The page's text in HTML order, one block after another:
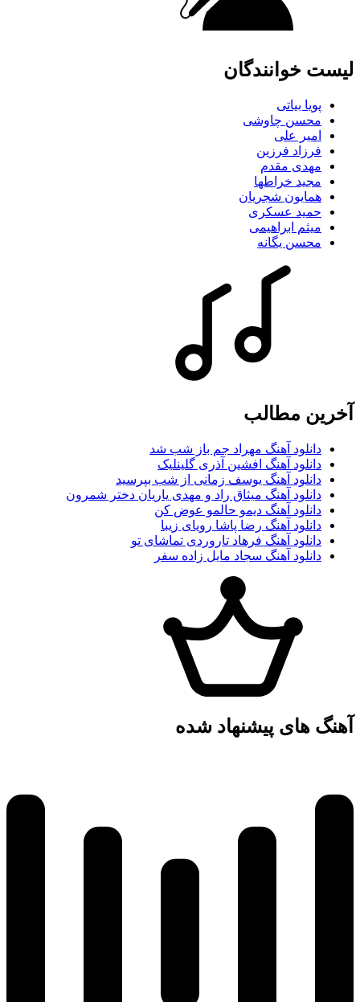
لیست خوانندگان
پویا بیاتی
محسن چاوشی
امیر علی
فرزاد فرزین
مهدی مقدم
مجید خراطها
همایون شجریان
حمید عسکری
میثم ابراهیمی
محسن یگانه
آخرین مطالب
دانلود آهنگ مهراد جم باز شب شد
دانلود آهنگ افشین آذری گلینلیک
دانلود آهنگ یوسف زمانی از شب بپرسید
دانلود آهنگ میثاق راد و مهدی یاریان دختر شمرون
دانلود آهنگ دیمو حالمو عوض کن
دانلود آهنگ رضا پاشا رویای زیبا
دانلود آهنگ فرهاد تاروردی تماشای تو
دانلود آهنگ سجاد مایل زاده سفر
آهنگ های پیشنهاد شده